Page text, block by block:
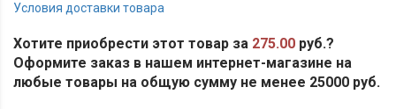
Условия доставки товара
Хотите приобрести этот товар за 275.00 руб.?
Оформите заказ в нашем интернет-магазине на
любые товары на общую сумму не менее 25000 руб.